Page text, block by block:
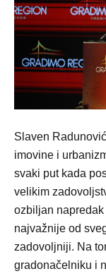
Slaven
imovine i
svaki put kada
velikim
ozbiljan
najvažnije od
zadovoljniji. Na
gradonačelniku i